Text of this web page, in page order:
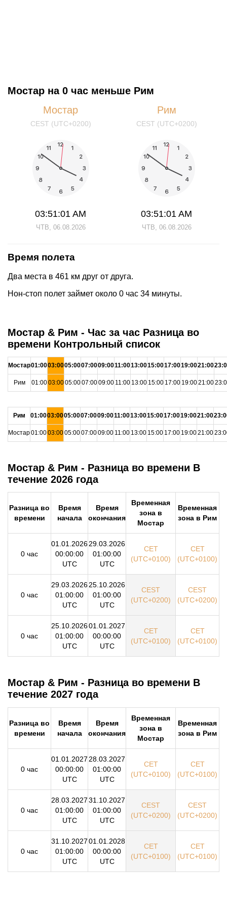
Мостар на 0 час меньше Рим
Мостар
CEST (UTC+0200)
03:51:01 AM
ЧТВ, 06.08.2026
Рим
CEST (UTC+0200)
03:51:01 AM
ЧТВ, 06.08.2026
Время полета
Два места в 461 км друг от друга.
Нон-стоп полет займет около 0 час 34 минуты.
Мостар & Рим - Час за час Разница во
времени Контрольный список
Мостар01:0003:0005:0007:0009:0011:0013:0015:0017:0019:0021:00
Рим 01:0003:0005:0007:0009:00 11:00 13:00 15:00 17:00 19:0021:00
Рим 01:0003:0005:0007:0009:0011:0013:0015:0017:0019:0021:00
Мостар01:0003:0005:0007:0009:00 11:00 13:00 15:00 17:00 19:0021:00
Мостар & Рим - Разница во времени В
течение 2026 года
Разница во
времени
Время
начала
Время
окончания
Временная
зона в
Мостар
Временная
зона в Рим
0 час
01.01.2026
00:00:00
UTC
29.03.2026
01:00:00
UTC
CET
(UTC+0100)
CET
(UTC+0100)
0 час
29.03.2026
01:00:00
UTC
25.10.2026
01:00:00
UTC
CEST
(UTC+0200)
CEST
(UTC+0200)
0 час
25.10.2026
01:00:00
UTC
01.01.2027
00:00:00
UTC
CET
(UTC+0100)
CET
(UTC+0100)
Мостар & Рим - Разница во времени В
течение 2027 года
Разница во
времени
Время
начала
Время
окончания
Временная
зона в
Мостар
Временная
зона в Рим
0 час
01.01.2027
00:00:00
UTC
28.03.2027
01:00:00
UTC
CET
(UTC+0100)
CET
(UTC+0100)
0 час
28.03.2027
01:00:00
UTC
31.10.2027
01:00:00
UTC
CEST
(UTC+0200)
CEST
(UTC+0200)
0 час
31.10.2027
01:00:00
UTC
01.01.2028
00:00:00
UTC
CET
(UTC+0100)
CET
(UTC+0100)